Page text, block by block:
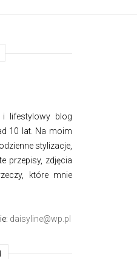
i lifestylowy blog
10 lat. Na moim
stylizacje,
przepisy, zdjęcia
które mnie
daisyline@wp.pl